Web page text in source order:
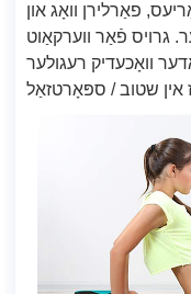
פאַרלירן וואָג און
גרויס פֿאַר ווערקאַוט
וואָכעדיק רעגולער